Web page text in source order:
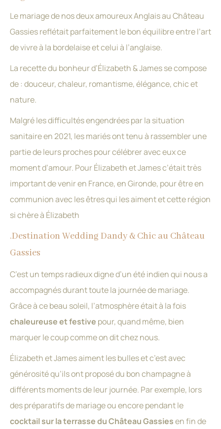
Le mariage de nos deux amoureux Anglais au Château
Gassies reflétait parfaitement le bon équilibre entre l’art
de vivre à la bordelaise et celui à l’anglaise.
La recette du bonheur d’Élizabeth & James se compose
de : douceur, chaleur, romantisme, élégance, chic et
nature.
Malgré les difficultés engendrées par la situation
sanitaire en 2021, les mariés ont tenu à rassembler une
partie de leurs proches pour célébrer avec eux ce
moment d’amour. Pour Élizabeth et James c’était très
important de venir en France, en Gironde, pour être en
communion avec les êtres qui les aiment et cette région
si chère à Élizabeth
.Destination Wedding Dandy & Chic au Château
Gassies
C’est un temps radieux digne d’un été indien qui nous a
accompagnés durant toute la journée de mariage.
Grâce à ce beau soleil, l’atmosphère était à la fois
chaleureuse et festive pour, quand même, bien
marquer le coup comme on dit chez nous.
Élizabeth et James aiment les bulles et c’est avec
générosité qu’ils ont proposé du bon champagne à
différents moments de leur journée. Par exemple, lors
des préparatifs de mariage ou encore pendant le
cocktail sur la terrasse du Château Gassiesen fin de